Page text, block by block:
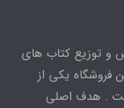
و توزیع کتاب های
فروشگاه یکی از
. هدف اصلی